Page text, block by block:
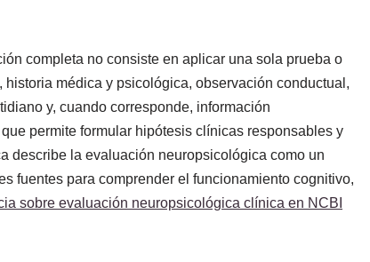
completa no consiste en aplicar una sola prueba o
médica y psicológica, observación conductual,
y, cuando corresponde, información
permite formular hipótesis clínicas responsables y
describe la evaluación neuropsicológica como un
fuentes para comprender el funcionamiento cognitivo,
sobre evaluación neuropsicológica clínica en NCBI